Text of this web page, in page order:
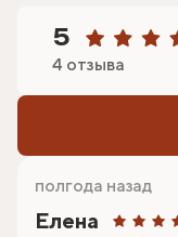
5
4 отзыва
Елена
полгода назад